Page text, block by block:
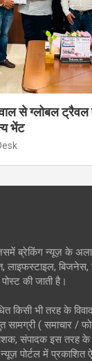
से ग्लोबल
भेंट
ब्रेकिंग न्यूज़ के
बिजनेस,
की जाती है।
किसी भी तरह के
सामग्री ( समाचार /
संपादक इस तरह के
पोर्टल में प्रकाशित